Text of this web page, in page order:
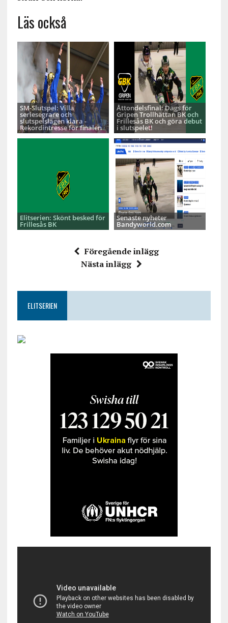
Läs också
SM-Slutspel: Villa
seriesegrare och
slutspelslagen klara -
Rekordintresse för finalen
Åttondelsfinal: Dags för
Gripen Trollhättan BK och
Frillesås BK och göra debut
i slutspelet!
Elitserien: Skönt besked för
Frillesås BK
Senaste nyheter
Bandyworld.com
Föregående inlägg
Nästa inlägg
ELITSERIEN